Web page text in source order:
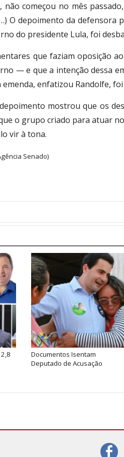
começou no mês
O depoimento da
do presidente Lula, foi
que faziam oposição
— e que a intenção dessa
enfatizou Randolfe,
mostrou que os
o grupo criado para atuar
vir à tona.
Senado)
Documentos Isentam
Deputado de Acusação